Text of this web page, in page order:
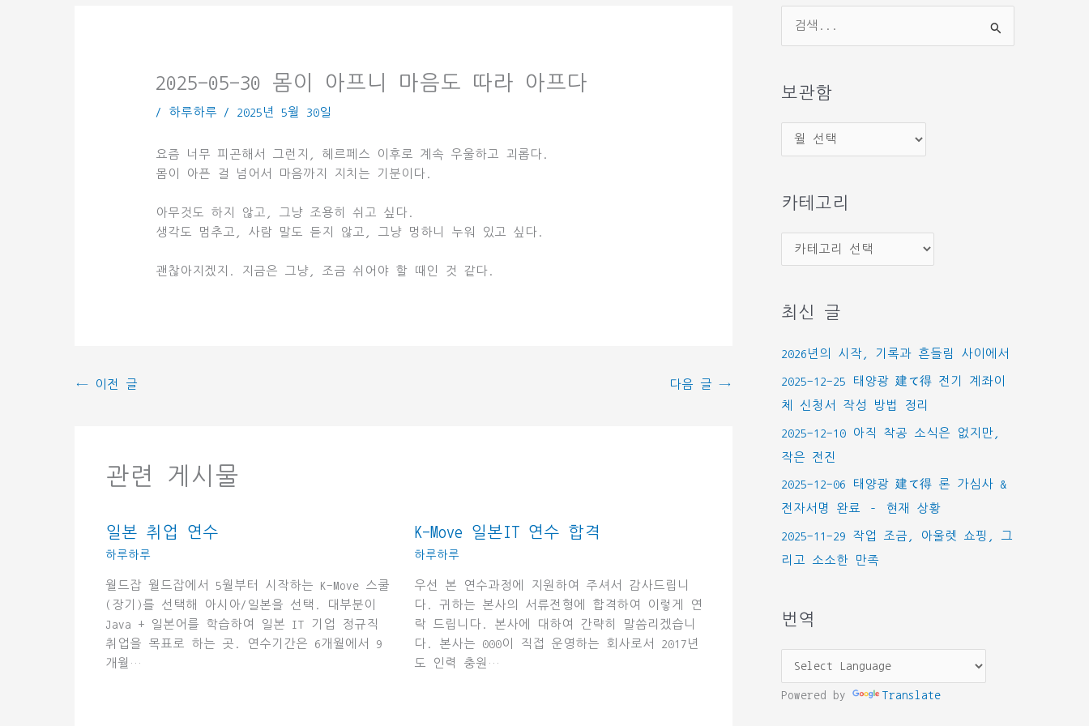
2025-05-30 몸이 아프니 마음도 따라 아프다
/ 하루하루 / 2025년 5월 30일
요즘 너무 피곤해서 그런지, 헤르페스 이후로 계속 우울하고 괴롭다.
몸이 아픈 걸 넘어서 마음까지 지치는 기분이다.
아무것도 하지 않고, 그냥 조용히 쉬고 싶다.
생각도 멈추고, 사람 말도 듣지 않고, 그냥 멍하니 누워 있고 싶다.
괜찮아지겠지. 지금은 그냥, 조금 쉬어야 할 때인 것 같다.
← 이전 글 다음 글 →
관련 게시물
일본 취업 연수
하루하루
월드잡 월드잡에서 5월부터 시작하는 K-Move 스쿨
(장기)를 선택해 아시아/일본을 선택. 대부분이
Java + 일본어를 학습하여 일본 IT 기업 정규직
취업을 목표로 하는 곳. 연수기간은 6개월에서 9
개월…
K-Move 일본IT 연수 합격
하루하루
우선 본 연수과정에 지원하여 주셔서 감사드립니
다. 귀하는 본사의 서류전형에 합격하여 이렇게 연
락 드립니다. 본사에 대하여 간략히 말씀리겠습니
다. 본사는 000이 직접 운영하는 회사로서 2017년
도 인력 충원…
상
보관함
관
카테고리
테
리
최신 글
2026년의 시작, 기록과 흔들림 사이에서
2025-12-25 태양광 建て得 전기 계좌이
체 신청서 작성 방법 정리
2025-12-10 아직 착공 소식은 없지만,
작은 전진
2025-12-06 태양광 建て得 론 가심사 &
전자서명 완료 – 현재 상황
2025-11-29 작업 조금, 아울렛 쇼핑, 그
리고 소소한 만족
번역
Powered by Translate